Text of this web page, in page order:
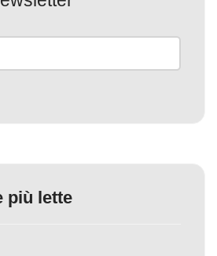
più lette